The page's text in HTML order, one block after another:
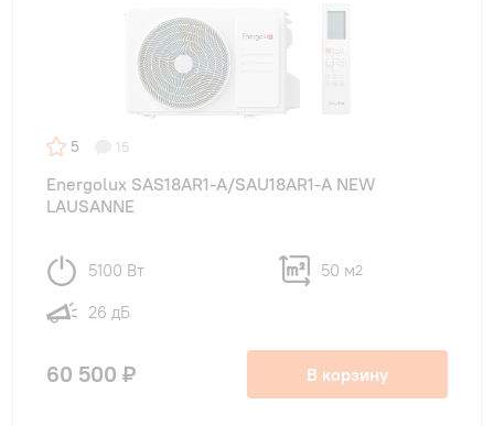
5 15
Energolux SAS18AR1-A/SAU18AR1-A NEW
LAUSANNE
5100 Вт 50 м2
26 дБ
60 500 ₽ В корзину